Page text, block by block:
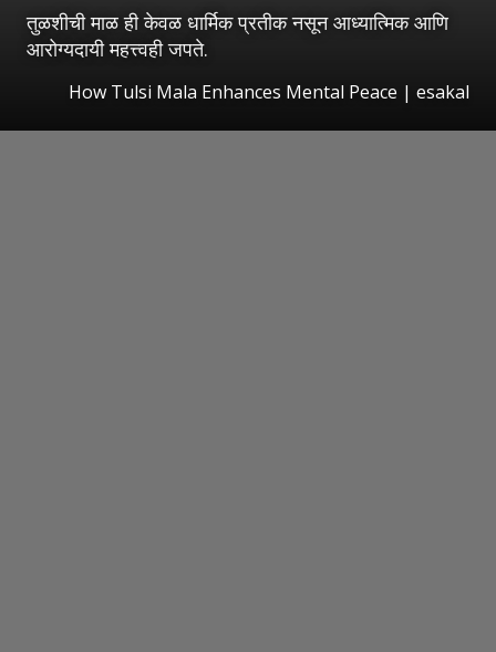
तुळशीची माळ ही केवळ धार्मिक प्रतीक नसून आध्यात्मिक आणि
आरोग्यदायी महत्त्वही जपते.
How Tulsi Mala Enhances Mental Peace | esakal